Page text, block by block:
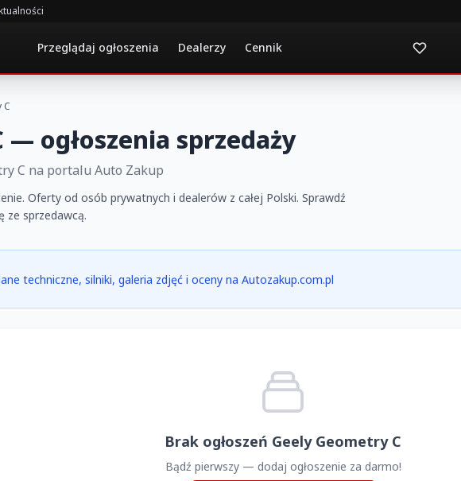
Przeglądaj ogłoszenia Dealerzy Cennik
C
— ogłoszenia sprzedaży
C na portalu Auto Zakup
Oferty od osób prywatnych i dealerów z całej Polski. Sprawdź
ze sprzedawcą.
techniczne, silniki, galeria zdjęć i oceny na Autozakup.com.pl
Brak ogłoszeń Geely Geometry C
Bądź pierwszy — dodaj ogłoszenie za darmo!